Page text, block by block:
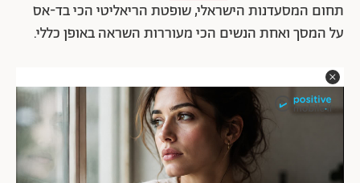
תחום המסעדנות הישראלי, שופטת הריאליטי הכי בד-אס
על המסך ואחת הנשים הכי מעוררות השראה באופן כללי.